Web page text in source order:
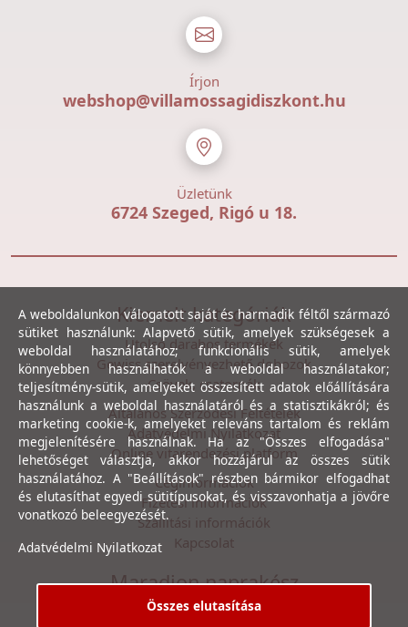
Írjon
webshop@villamossagidiszkont.hu
Üzletünk
6724 Szeged, Rigó u 18.
Kiemelt kategóriák
Utolsó darabos termékek
Gewiss szerelvényezhető dobozok
Csövek, csatornák
Általános Szerződési Feltételek
Adatvédelmi Nyilatkozat
Online vitarendezési platform
Céginformációk
Fizetési információk
Szállítási információk
Kapcsolat
Maradjon naprakész
Íratkozzon fel hírlevelünkre, hogy első kézből
A weboldalunkon válogatott saját és harmadik féltől származó
sütiket használunk: Alapvető sütik, amelyek szükségesek a
weboldal használatához; funkcionális sütik, amelyek
könnyebben használhatók a weboldal használatakor;
teljesítmény-sütik, amelyeket összesített adatok előállítására
használunk a weboldal használatáról és a statisztikákról; és
marketing cookie-k, amelyeket releváns tartalom és reklám
megjelenítésére használnak. Ha az "Összes elfogadása"
lehetőséget választja, akkor hozzájárul az összes sütik
használatához. A "Beállítások" részben bármikor elfogadhat
és elutasíthat egyedi sütitípusokat, és visszavonhatja a jövőre
vonatkozó beleegyezését.
Adatvédelmi Nyilatkozat
Összes elutasítása